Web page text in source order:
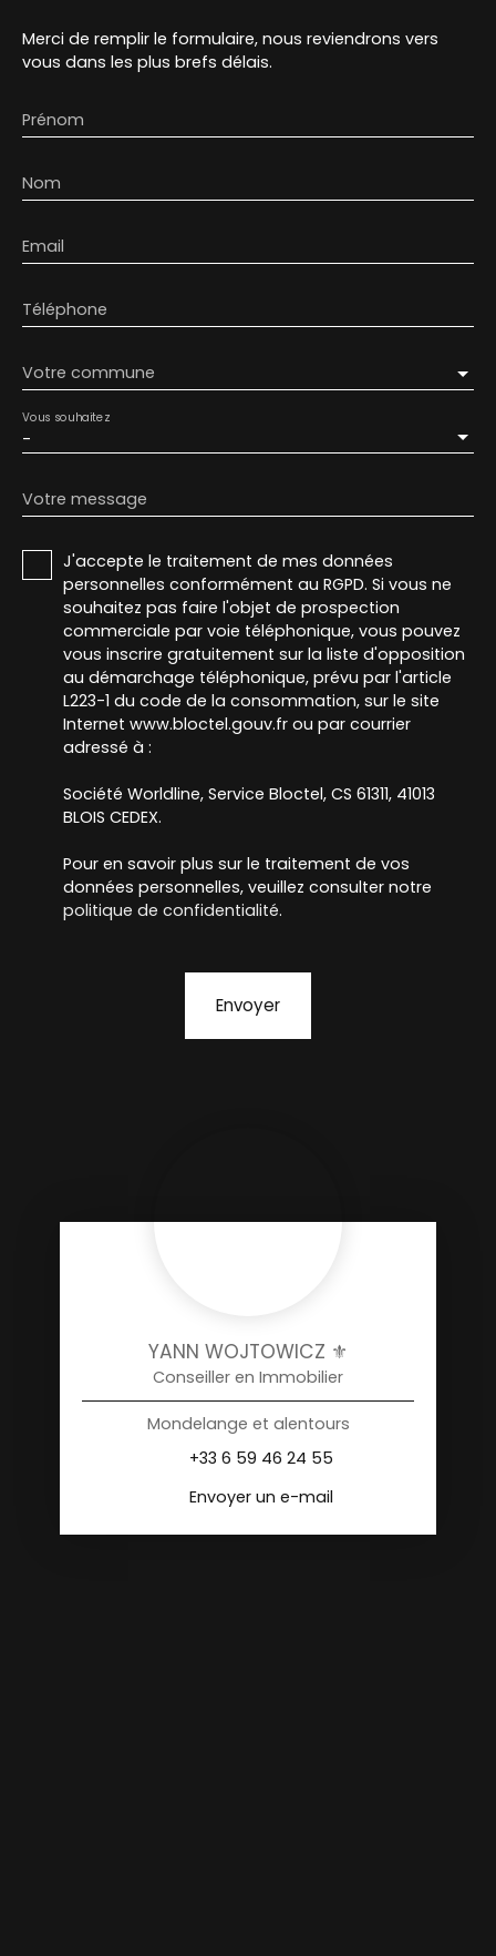
Merci de remplir le formulaire, nous reviendrons vers
vous dans les plus brefs délais.
Prénom
Nom
Email
Téléphone
Votre commune
-
Vous souhaitez
Votre message
J'accepte le traitement de mes données
personnelles conformément au RGPD. Si vous ne
souhaitez pas faire l'objet de prospection
commerciale par voie téléphonique, vous pouvez
vous inscrire gratuitement sur la liste d'opposition
au démarchage téléphonique, prévu par l'article
L223-1 du code de la consommation, sur le site
Internet www.bloctel.gouv.fr ou par courrier
adressé à :
Société Worldline, Service Bloctel, CS 61311, 41013
BLOIS CEDEX.
Pour en savoir plus sur le traitement de vos
données personnelles, veuillez consulter notre
politique de confidentialité.
Envoyer
YANN WOJTOWICZ ⚜️
Conseiller en Immobilier
Mondelange et alentours
+33 6 59 46 24 55
Envoyer un e-mail